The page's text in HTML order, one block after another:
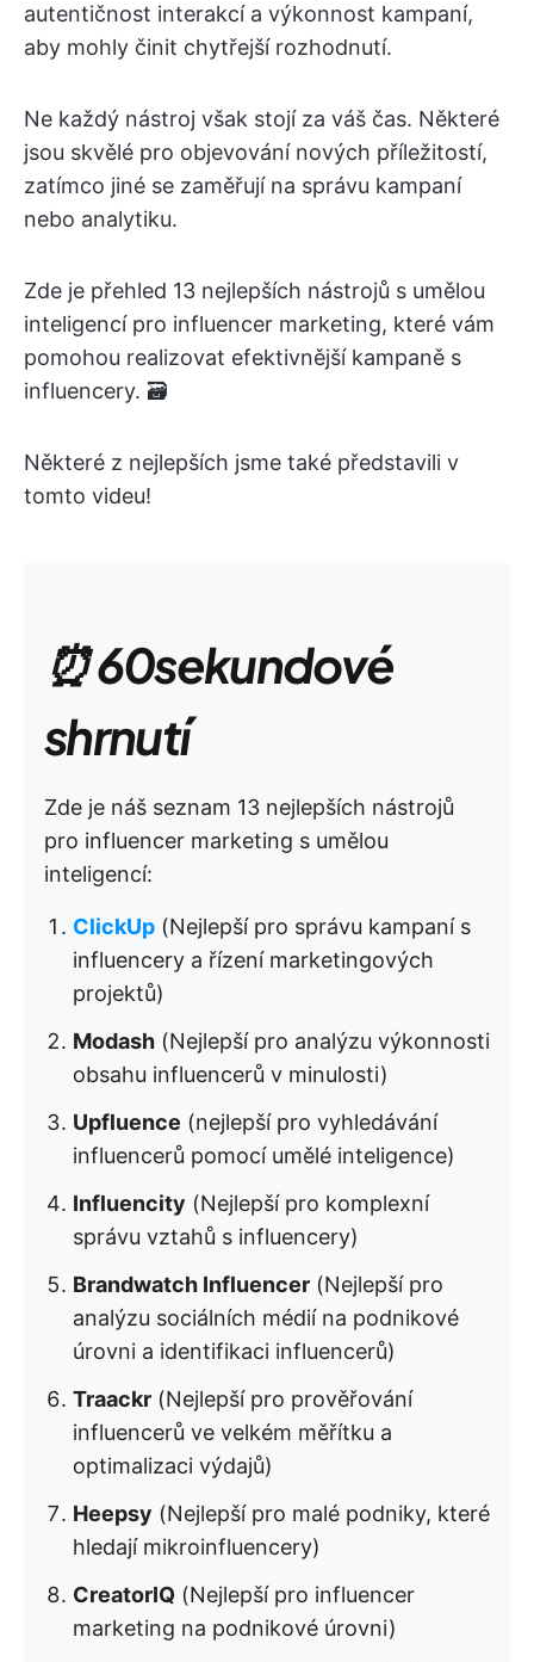
autentičnost interakcí a výkonnost kampaní,
aby mohly činit chytřejší rozhodnutí.
Ne každý nástroj však stojí za váš čas. Některé
jsou skvělé pro objevování nových příležitostí,
zatímco jiné se zaměřují na správu kampaní
nebo analytiku.
Zde je přehled 13 nejlepších nástrojů s umělou
inteligencí pro influencer marketing, které vám
pomohou realizovat efektivnější kampaně s
influencery. 🗃️
Některé z nejlepších jsme také představili v
tomto videu!
⏰ 60sekundové
shrnutí
Zde je náš seznam 13 nejlepších nástrojů
pro influencer marketing s umělou
inteligencí:
ClickUp (Nejlepší pro správu kampaní s
influencery a řízení marketingových
projektů)
Modash (Nejlepší pro analýzu výkonnosti
obsahu influencerů v minulosti)
Upfluence (nejlepší pro vyhledávání
influencerů pomocí umělé inteligence)
Influencity (Nejlepší pro komplexní
správu vztahů s influencery)
Brandwatch Influencer (Nejlepší pro
analýzu sociálních médií na podnikové
úrovni a identifikaci influencerů)
Traackr (Nejlepší pro prověřování
influencerů ve velkém měřítku a
optimalizaci výdajů)
Heepsy (Nejlepší pro malé podniky, které
hledají mikroinfluencery)
CreatorIQ (Nejlepší pro influencer
marketing na podnikové úrovni)